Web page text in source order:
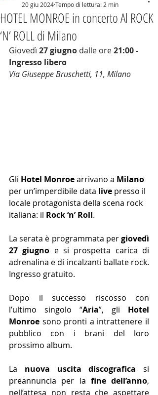
HOTEL MONROE in concerto Al ROCK
‘N’ ROLL di Milano
20 giu 2024Tempo di lettura: 2 min
Giovedì 27 giugno dalle ore 21:00 -
Ingresso libero
Via Giuseppe Bruschetti, 11, Milano
Gli Hotel Monroe arrivano a Milano
per un’imperdibile data live presso il
locale protagonista della scena rock
italiana: il Rock ‘n’ Roll.
La serata è programmata per giovedì
27 giugno e si prospetta carica di
adrenalina e di incalzanti ballate rock.
Ingresso gratuito.
Dopo il successo riscosso con
l’ultimo singolo “Aria”, gli Hotel
Monroe sono pronti a intrattenere il
pubblico con i brani del loro
prossimo album.
La nuova uscita discografica si
preannuncia per la fine dell’anno,
nell’attesa non resta che aspettare